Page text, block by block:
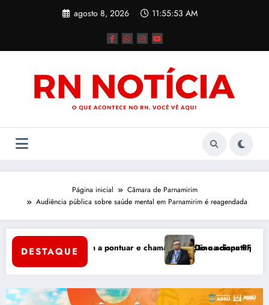
agosto 8, 2026 11:55:53 AM
Página inicial
Câmara de Parnamirim
Audiência pública sobre saúde mental em Parnamirim é reagendada
DESTAQUE
Solano começam a pontuar e chamam atenção na disputa pelo
Dino aciona PF para